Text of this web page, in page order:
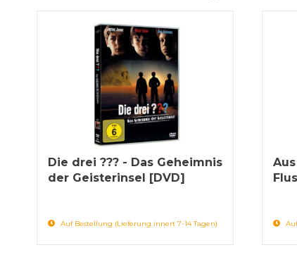
Die drei ??? - Das Geheimnis
der Geisterinsel [DVD]
Auf Bestellung (Lieferung innert 7-14 Tagen)